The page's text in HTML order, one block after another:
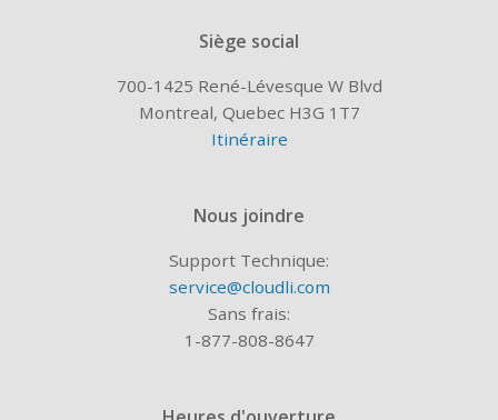
Siège social
700-1425 René-Lévesque W Blvd
Montreal, Quebec H3G 1T7
Itinéraire
Nous joindre
Support Technique:
service@cloudli.com
Sans frais:
1-877-808-8647